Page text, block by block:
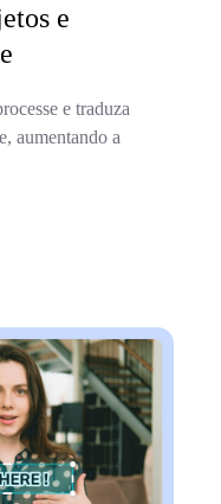
e
e traduza
aumentando a